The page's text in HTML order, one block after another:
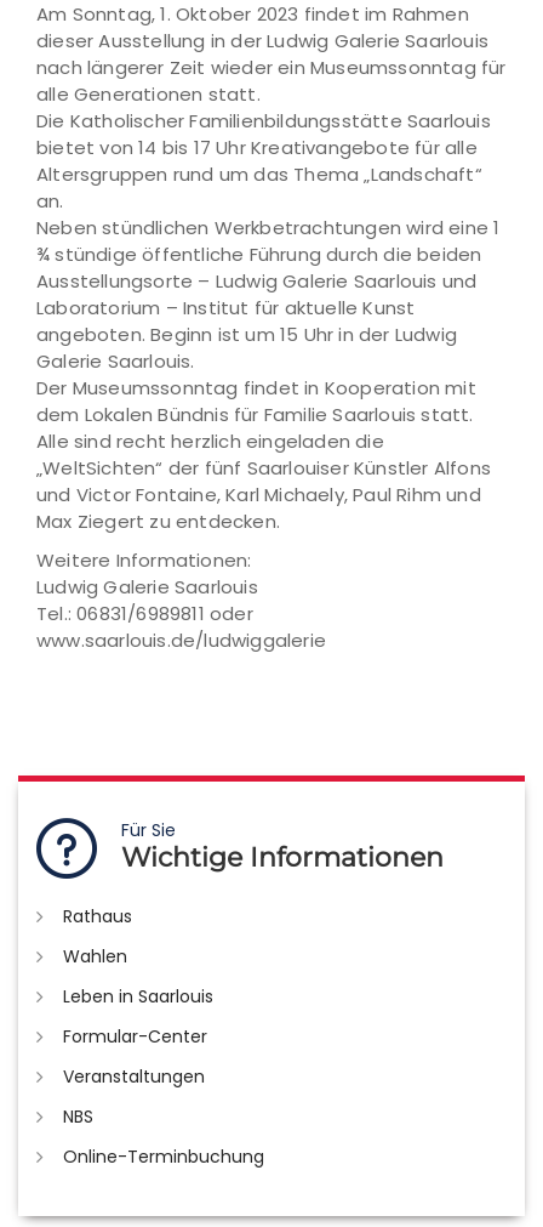
Am Sonntag, 1. Oktober 2023 findet im Rahmen
dieser Ausstellung in der Ludwig Galerie Saarlouis
nach längerer Zeit wieder ein Museumssonntag für
alle Generationen statt.
Die Katholischer Familienbildungsstätte Saarlouis
bietet von 14 bis 17 Uhr Kreativangebote für alle
Altersgruppen rund um das Thema „Landschaft“
an.
Neben stündlichen Werkbetrachtungen wird eine 1
¾ stündige öffentliche Führung durch die beiden
Ausstellungsorte – Ludwig Galerie Saarlouis und
Laboratorium – Institut für aktuelle Kunst
angeboten. Beginn ist um 15 Uhr in der Ludwig
Galerie Saarlouis.
Der Museumssonntag findet in Kooperation mit
dem Lokalen Bündnis für Familie Saarlouis statt.
Alle sind recht herzlich eingeladen die
„WeltSichten“ der fünf Saarlouiser Künstler Alfons
und Victor Fontaine, Karl Michaely, Paul Rihm und
Max Ziegert zu entdecken.
Weitere Informationen:
Ludwig Galerie Saarlouis
Tel.: 06831/6989811 oder
www.saarlouis.de/ludwiggalerie
Für Sie
Wichtige Informationen
Rathaus
Wahlen
Leben in Saarlouis
Formular-Center
Veranstaltungen
NBS
Online-Terminbuchung